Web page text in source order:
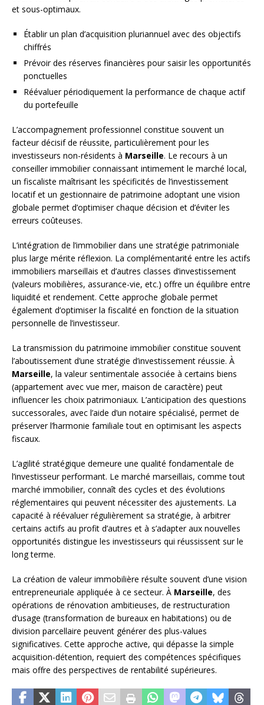
et sous-optimaux.
Établir un plan d’acquisition pluriannuel avec des objectifs
chiffrés
Prévoir des réserves financières pour saisir les opportunités
ponctuelles
Réévaluer périodiquement la performance de chaque actif
du portefeuille
L’accompagnement professionnel constitue souvent un
facteur décisif de réussite, particulièrement pour les
investisseurs non-résidents à Marseille. Le recours à un
conseiller immobilier connaissant intimement le marché local,
un fiscaliste maîtrisant les spécificités de l’investissement
locatif et un gestionnaire de patrimoine adoptant une vision
globale permet d’optimiser chaque décision et d’éviter les
erreurs coûteuses.
L’intégration de l’immobilier dans une stratégie patrimoniale
plus large mérite réflexion. La complémentarité entre les actifs
immobiliers marseillais et d’autres classes d’investissement
(valeurs mobilières, assurance-vie, etc.) offre un équilibre entre
liquidité et rendement. Cette approche globale permet
également d’optimiser la fiscalité en fonction de la situation
personnelle de l’investisseur.
La transmission du patrimoine immobilier constitue souvent
l’aboutissement d’une stratégie d’investissement réussie. À
Marseille, la valeur sentimentale associée à certains biens
(appartement avec vue mer, maison de caractère) peut
influencer les choix patrimoniaux. L’anticipation des questions
successorales, avec l’aide d’un notaire spécialisé, permet de
préserver l’harmonie familiale tout en optimisant les aspects
fiscaux.
L’agilité stratégique demeure une qualité fondamentale de
l’investisseur performant. Le marché marseillais, comme tout
marché immobilier, connaît des cycles et des évolutions
réglementaires qui peuvent nécessiter des ajustements. La
capacité à réévaluer régulièrement sa stratégie, à arbitrer
certains actifs au profit d’autres et à s’adapter aux nouvelles
opportunités distingue les investisseurs qui réussissent sur le
long terme.
La création de valeur immobilière résulte souvent d’une vision
entrepreneuriale appliquée à ce secteur. À Marseille, des
opérations de rénovation ambitieuses, de restructuration
d’usage (transformation de bureaux en habitations) ou de
division parcellaire peuvent générer des plus-values
significatives. Cette approche active, qui dépasse la simple
acquisition-détention, requiert des compétences spécifiques
mais offre des perspectives de rentabilité supérieures.